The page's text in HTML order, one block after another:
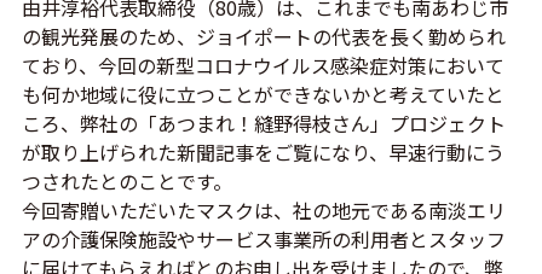
由井淳裕代表取締役（80歳）は、これまでも南あわじ市
の観光発展のため、ジョイポートの代表を長く勤められ
ており、今回の新型コロナウイルス感染症対策において
も何か地域に役に立つことができないかと考えていたと
ころ、弊社の「あつまれ！縫野得枝さん」プロジェクト
が取り上げられた新聞記事をご覧になり、早速行動にう
つされたとのことです。
今回寄贈いただいたマスクは、社の地元である南淡エリ
アの介護保険施設やサービス事業所の利用者とスタッフ
に届けてもらえればとのお申し出を受けましたので、弊